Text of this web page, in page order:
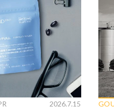
2026.7.15